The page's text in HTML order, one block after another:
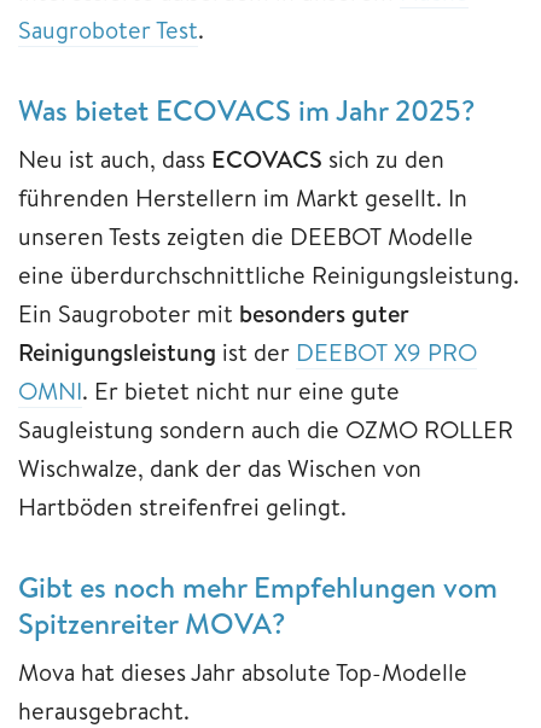
Saugroboter Test.
Was bietet ECOVACS im Jahr 2025?
Neu ist auch, dass ECOVACS sich zu den
führenden Herstellern im Markt gesellt. In
unseren Tests zeigten die DEEBOT Modelle
eine überdurchschnittliche Reinigungsleistung.
Ein Saugroboter mit besonders guter
Reinigungsleistung ist der DEEBOT X9 PRO
OMNI. Er bietet nicht nur eine gute
Saugleistung sondern auch die OZMO ROLLER
Wischwalze, dank der das Wischen von
Hartböden streifenfrei gelingt.
Gibt es noch mehr Empfehlungen vom
Spitzenreiter MOVA?
Mova hat dieses Jahr absolute Top-Modelle
herausgebracht.